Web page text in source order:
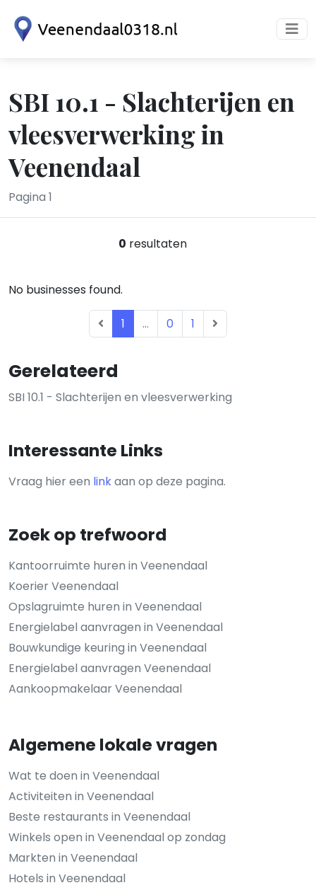
SBI 10.1 - Slachterijen en
vleesverwerking in
Veenendaal
Pagina 1
Gerelateerd
SBI 10.1 - Slachterijen en vleesverwerking
Interessante Links
Vraag hier een linkaan op deze pagina.
Zoek op trefwoord
Kantoorruimte huren in Veenendaal
Koerier Veenendaal
Opslagruimte huren in Veenendaal
Energielabel aanvragen in Veenendaal
Bouwkundige keuring in Veenendaal
Energielabel aanvragen Veenendaal
Aankoopmakelaar Veenendaal
Algemene lokale vragen
Wat te doen in Veenendaal
Activiteiten in Veenendaal
Beste restaurants in Veenendaal
Winkels open in Veenendaal op zondag
Markten in Veenendaal
Hotels in Veenendaal
0 resultaten
No businesses found.
1 ... 0 1